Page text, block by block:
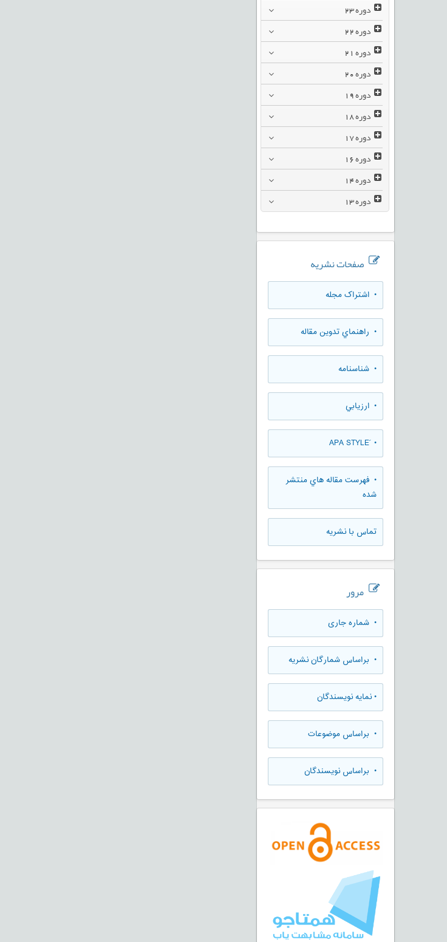
دوره
دوره
دوره
دوره
دوره
دوره
دوره
دوره
دوره
دوره
صفحات نشریه
• اشتراک مجله
• راهنماي تدوين مقاله
• شناسنامه
• ارزيابي
• َAPA STYLE
• فهرست مقاله هاي منتشر
شده
تماس با نشریه
مرور
• شماره جاری
• براساس شمارگان نشریه
•نمایه نویسندگان
• براساس موضوعات
• براساس نویسندگان